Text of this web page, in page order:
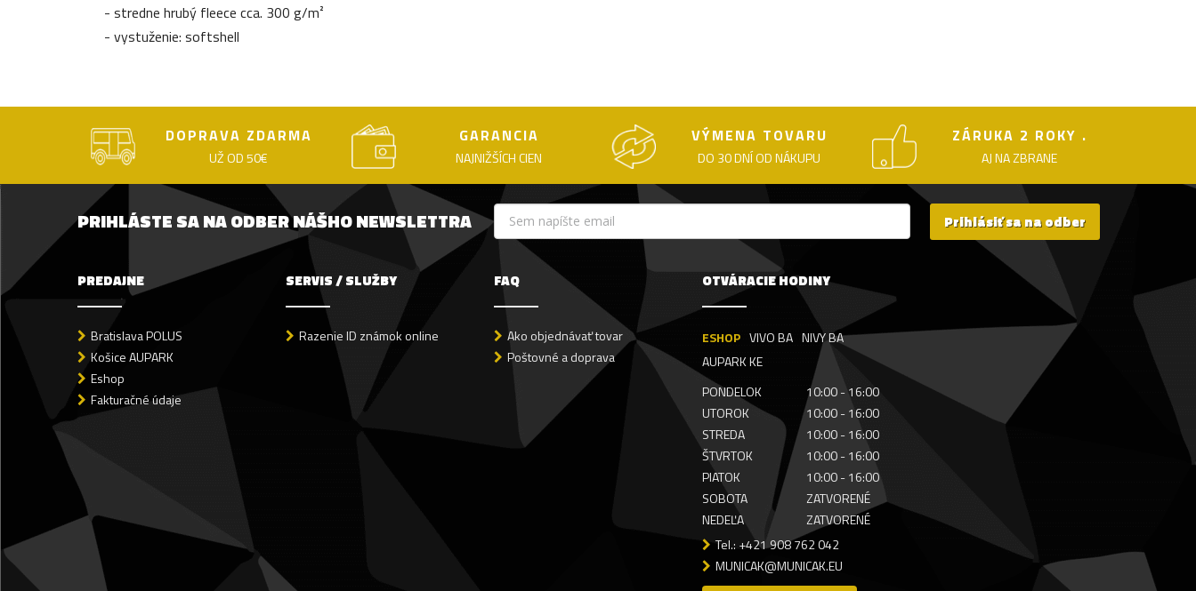
- stredne hrubý fleece cca. 300 g/m²
- vystuženie: softshell
DOPRAVA ZDARMA
UŽ OD 50€
GARANCIA
NAJNIŽŠÍCH CIEN
VÝMENA TOVARU
DO 30 DNÍ OD NÁKUPU
ZÁRUKA 2 ROKY .
AJ NA ZBRANE
PRIHLÁSTE SA NA ODBER NÁŠHO NEWSLETTRA Prihlásiť sa na odber
PREDAJNE
Bratislava POLUS
Košice AUPARK
Eshop
Fakturačné údaje
SERVIS / SLUŽBY
Razenie ID známok online
FAQ
Ako objednávať tovar
Poštovné a doprava
OTVÁRACIE HODINY
ESHOP VIVO BA NIVY BA
AUPARK KE
PONDELOK
10:00 - 16:00
UTOROK
10:00 - 16:00
STREDA
10:00 - 16:00
ŠTVRTOK
10:00 - 16:00
PIATOK
10:00 - 16:00
SOBOTA
ZATVORENÉ
NEDEĽA
ZATVORENÉ
Tel.: +421 908 762 042
MUNICAK@MUNICAK.EU